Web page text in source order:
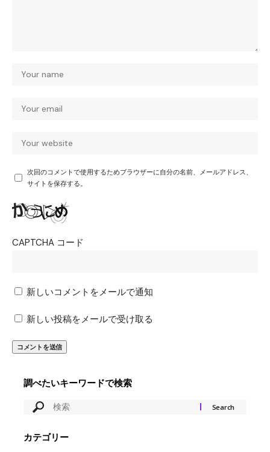
次回のコメントで使用するためブラウザーに自分の名前、メールアドレス、
サイトを保存する。
CAPTCHA コード
新しいコメントをメールで通知
新しい投稿をメールで受け取る
調べたいキーワードで検索
カテゴリー